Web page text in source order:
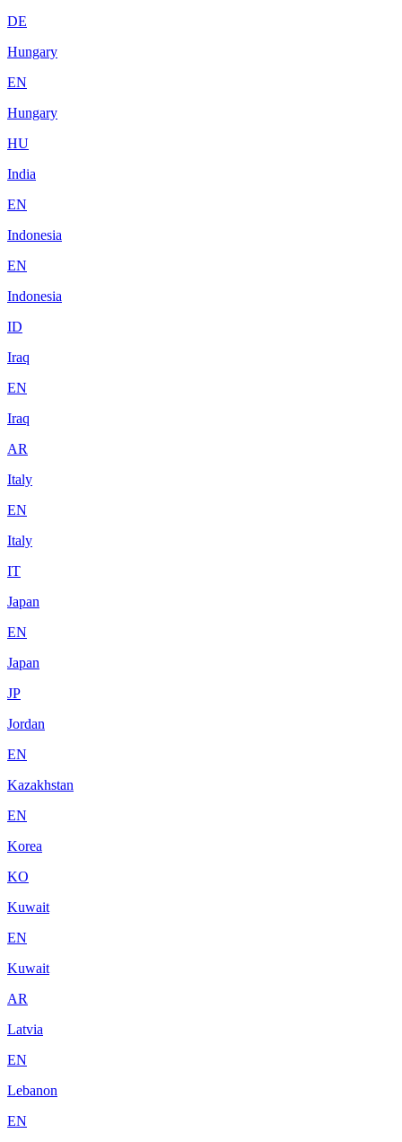
DE
Hungary
EN
Hungary
HU
India
EN
Indonesia
EN
Indonesia
ID
Iraq
EN
Iraq
AR
Italy
EN
Italy
IT
Japan
EN
Japan
JP
Jordan
EN
Kazakhstan
EN
Korea
KO
Kuwait
EN
Kuwait
AR
Latvia
EN
Lebanon
EN